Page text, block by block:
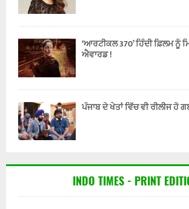
‘ਆਰਟੀਕਲ 370’ ਹਿੰਦੀ ਫ਼ਿਲਮ ਨੂੰ
ਐਵਾਰਡ !
ਪੰਜਾਬ ਦੇ ਖੇਤਾਂ ਵਿੱਚ ਵੀ ਰੀਲੀਜ ਹੋ
INDO TIMES - PRINT